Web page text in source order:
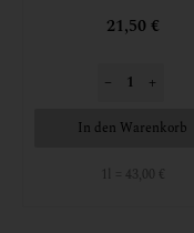
21,50 €
– +
In den Warenkorb
1l = 43,00 €